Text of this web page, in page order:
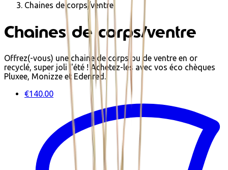
Chaines de corps/ventre
Chaines de corps/ventre
Offrez(-vous) une chaine de corps ou de ventre en or
recyclé, super joli l'été ! Achetez-les avec vos éco chèques
Pluxee, Monizze et Edenred.
€140.00